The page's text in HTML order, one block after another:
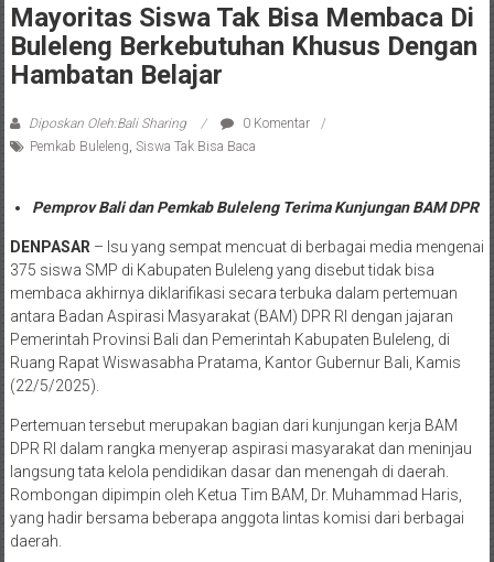
Mayoritas Siswa Tak Bisa Membaca Di
Buleleng Berkebutuhan Khusus Dengan
Hambatan Belajar
Diposkan Oleh:Bali Sharing
0 Komentar
Pemkab Buleleng Siswa Tak Bisa Baca
Pemprov Bali dan Pemkab Buleleng Terima Kunjungan BAM DPR
DENPASAR – Isu yang sempat mencuat di berbagai media mengenai
375 siswa SMP di Kabupaten Buleleng yang disebut tidak bisa
membaca akhirnya diklarifikasi secara terbuka dalam pertemuan
antara Badan Aspirasi Masyarakat (BAM) DPR RI dengan jajaran
Pemerintah Provinsi Bali dan Pemerintah Kabupaten Buleleng, di
Ruang Rapat Wiswasabha Pratama, Kantor Gubernur Bali, Kamis
(22/5/2025).
Pertemuan tersebut merupakan bagian dari kunjungan kerja BAM
DPR RI dalam rangka menyerap aspirasi masyarakat dan meninjau
langsung tata kelola pendidikan dasar dan menengah di daerah.
Rombongan dipimpin oleh Ketua Tim BAM, Dr. Muhammad Haris,
yang hadir bersama beberapa anggota lintas komisi dari berbagai
daerah.